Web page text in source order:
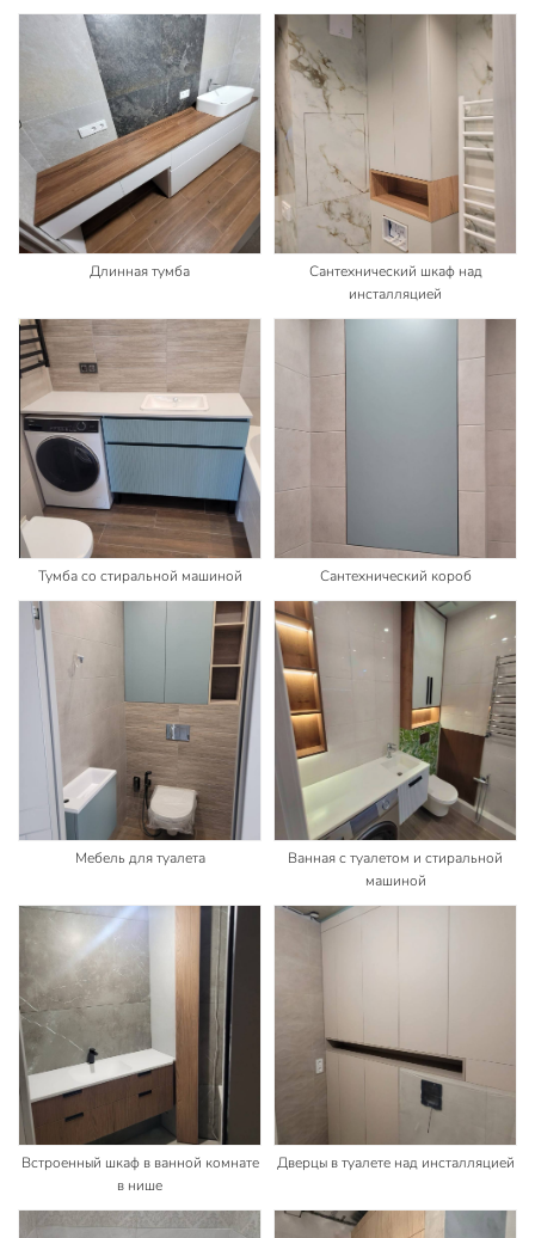
Длинная тумба
Сантехнический шкаф над
инсталляцией
Тумба со стиральной машиной Сантехнический короб
Мебель для туалета
Ванная с туалетом и стиральной
машиной
Встроенный шкаф в ванной комнате
в нише
Дверцы в туалете над инсталляцией